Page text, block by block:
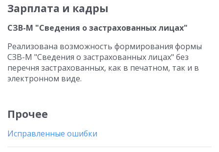
Зарплата и кадры
СЗВ-М "Сведения о застрахованных лицах"
Реализована возможность формирования формы
СЗВ-М "Сведения о застрахованных лицах" без
перечня застрахованных, как в печатном, так и в
электронном виде.
Прочее
Исправленные ошибки